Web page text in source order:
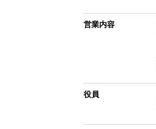
営業内容
役員